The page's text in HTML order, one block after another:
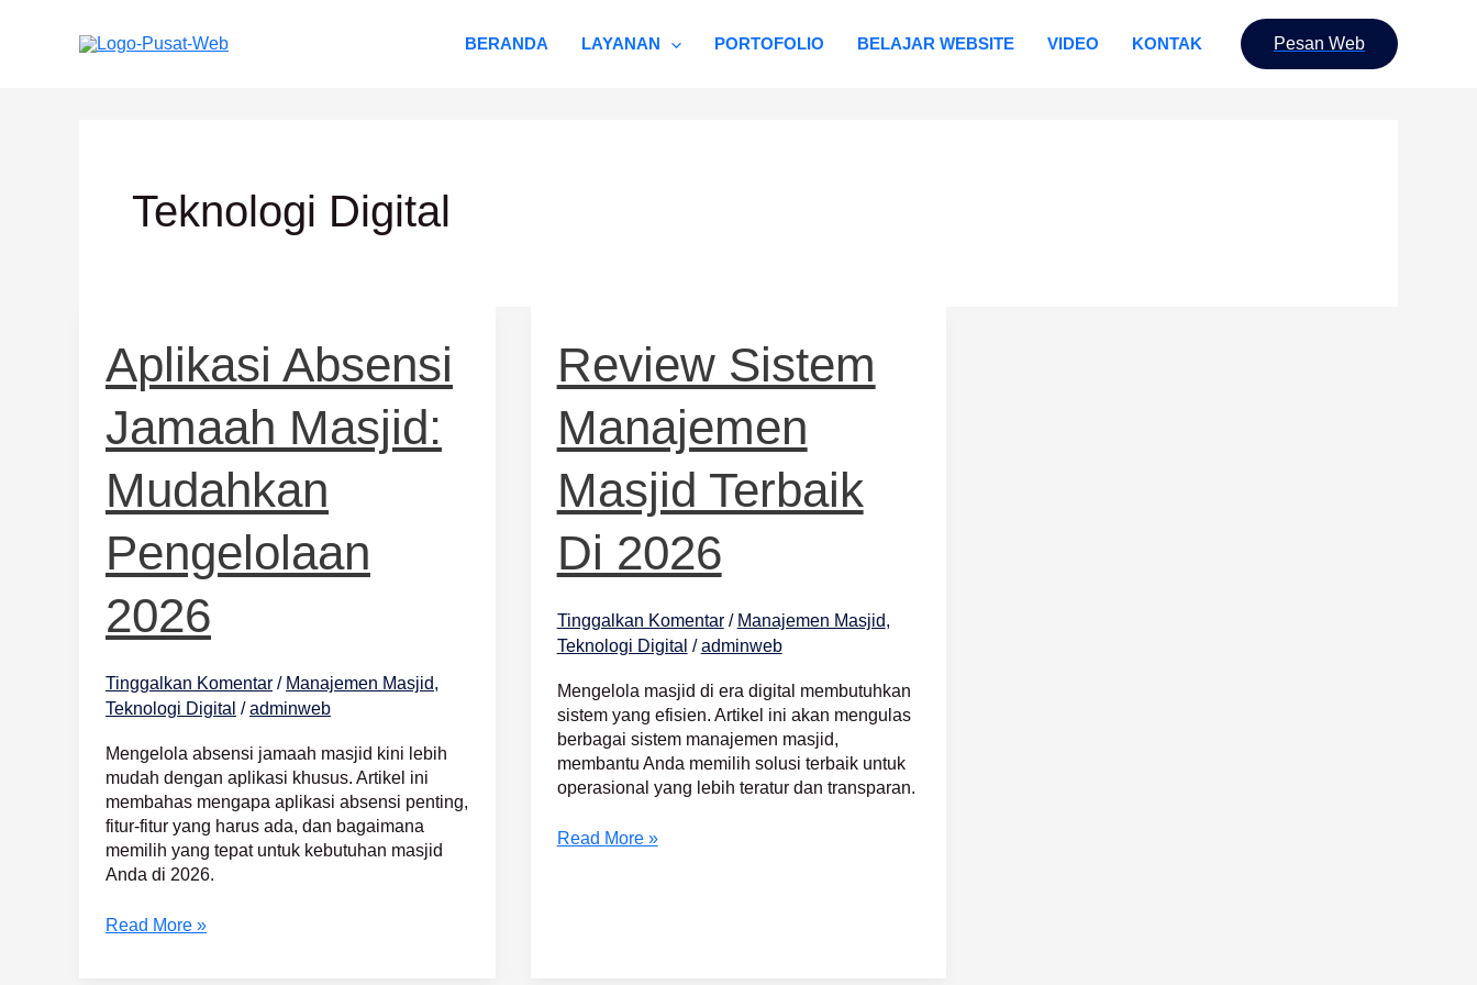
BERANDA LAYANAN PORTOFOLIO BELAJAR WEBSITE VIDEO KONTAK Pesan Web
Teknologi Digital
Aplikasi Absensi
Jamaah Masjid:
Mudahkan
Pengelolaan
2026
Tinggalkan Komentar / Manajemen Masjid,
Teknologi Digital /adminweb
Mengelola absensi jamaah masjid kini lebih
mudah dengan aplikasi khusus. Artikel ini
membahas mengapa aplikasi absensi penting,
fitur-fitur yang harus ada, dan bagaimana
memilih yang tepat untuk kebutuhan masjid
Anda di 2026.
Absensi
Jamaah
Masjid:
Mudahkan
2026
Read More »
Review Sistem
Manajemen
Masjid Terbaik
Di 2026
Tinggalkan Komentar / Manajemen Masjid,
Teknologi Digital /adminweb
Mengelola masjid di era digital membutuhkan
sistem yang efisien. Artikel ini akan mengulas
berbagai sistem manajemen masjid,
membantu Anda memilih solusi terbaik untuk
operasional yang lebih teratur dan transparan.
Sistem
Manajemen
Masjid
Terbaik
2026
Read More »